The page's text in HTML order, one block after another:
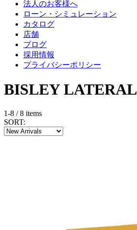
法人のお客様へ
ローン・シミュレーション
カタログ
店舗
ブログ
採用情報
プライバシーポリシー
BISLEYLATERAL
1-8 / 8 items
SORT: